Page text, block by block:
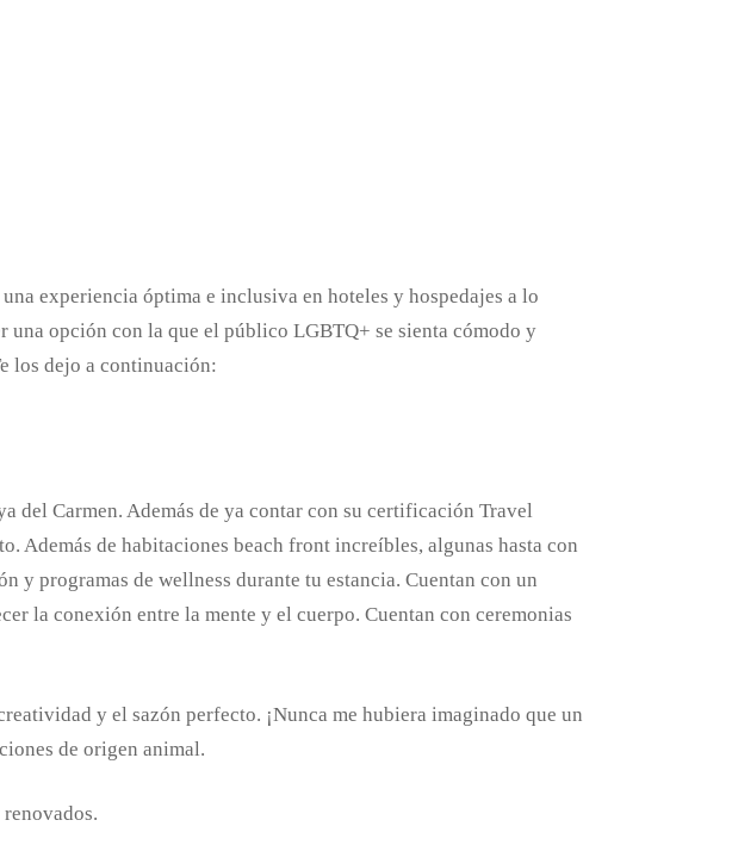
experiencia óptima e inclusiva en hoteles y hospedajes a lo
una opción con la que el público LGBTQ+ se sienta cómodo y
los dejo a continuación:
del Carmen. Además de ya contar con su certificación Travel
Además de habitaciones beach front increíbles, algunas hasta con
y programas de wellness durante tu estancia. Cuentan con un
la conexión entre la mente y el cuerpo. Cuentan con ceremonias
y el sazón perfecto. ¡Nunca me hubiera imaginado que un
de origen animal.